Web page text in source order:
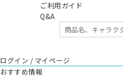
ご利用ガイド
Q&A
ログイン / マイページ
おすすめ情報